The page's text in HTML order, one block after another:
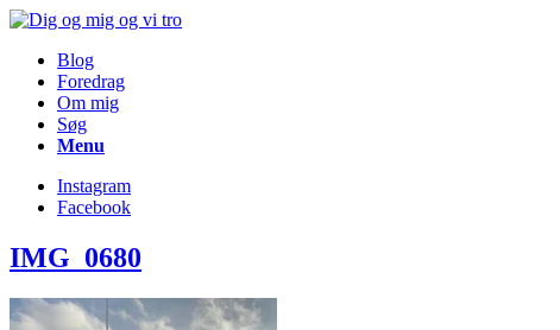
Blog
Foredrag
Om mig
Søg
Menu
Instagram
Facebook
IMG_0680